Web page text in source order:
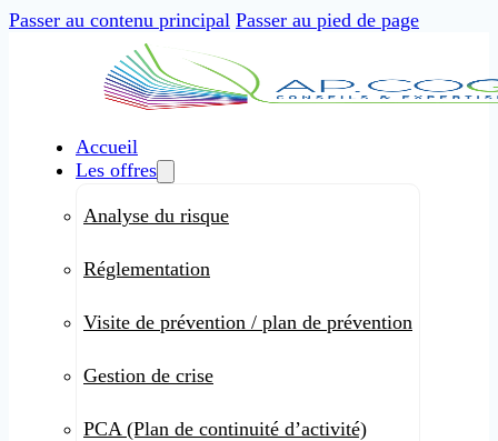
Passer au contenu principal Passer au pied de page
Accueil
Les offres
Analyse du risque
Réglementation
Visite de prévention / plan de prévention
Gestion de crise
PCA (Plan de continuité d’activité)